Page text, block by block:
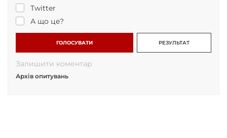
Twitter
А що це?
ГОЛОСУВАТИ РЕЗУЛЬТАТ
Залишити коментар
Архів опитувань